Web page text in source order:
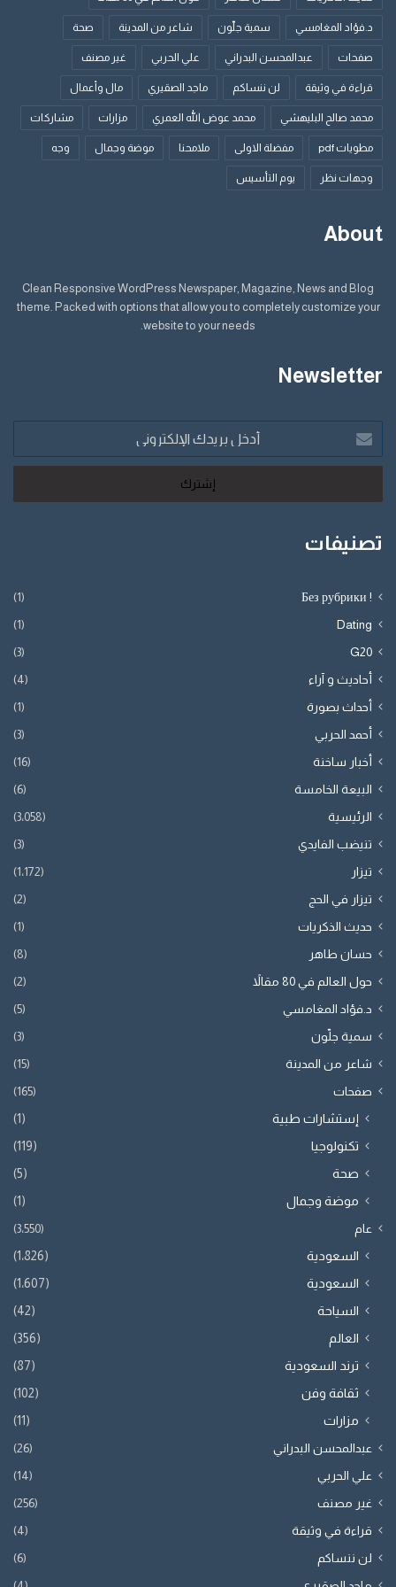
عملت أستاذا مساعدا للكيمياء التحليلية بجامعة الدمام
باحثة في معهد أكسبك للأبحاث المتقدمة في مجال البترول
نالت جائزة امرأة العام للنفط والغاز للشرق الأوسط
منحت جائزة التميز للمرأة القيادية في قطاع النفط والغاز
اختيرت ضمن 100 شخصية ” نخبة ” في العالم
حاصلة على ثلاث براءات اختراع في عام واحد
الوسوم
د.فؤاد المغامسي سمية جلّون شاعر من المدينة صحة
صفحات عبدالمحسن البدراني علي الحربي غير مصنف
قراءة في وثيقة لن ننساكم ماجد الصقيري مال وأعمال
محمد صالح البليهشي محمد عوض الله العمري مزارات مشاركات
مطويات pdf مفضلة الاولى ملامحنا موضة وجمال وجه
وجهات نظر يوم التأسيس
About
Clean Responsive WordPress Newspaper, Magazine, News and Blog
theme. Packed with options that allow you to completely customize your
website to your needs.
Newsletter
بريدك
الإلكتروني
تصنيفات
! Без рубрики
(1)
Dating
(1)
G20
(3)
أحاديث و آراء (4)
أحداث بصورة (1)
أحمد الحربي (3)
أخبار ساخنة (16)
البيعة الخامسة (6)
الرئيسية (3٬058)
تنيضب الفايدي (3)
تيزار (1٬172)
تيزار في الحج (2)
حديث الذكريات (1)
حسان طاهر (8)
حول العالم في 80 مقالاً (2)
د.فؤاد المغامسي (5)
سمية جلّون (3)
شاعر من المدينة (15)
صفحات (165)
إستشارات طبية
(1)
تكنولوجيا
(119)
صحة
(5)
موضة وجمال
(1)
عام (3٬550)
السعودية
(1٬826)
السعودية
(1٬607)
السياحة
(42)
العالم
(356)
ترند السعودية
(87)
ثقافة وفن
(102)
مزارات
(11)
عبدالمحسن البدراني (26)
علي الحربي (14)
غير مصنف (256)
قراءة في وثيقة (4)
لن ننساكم (6)